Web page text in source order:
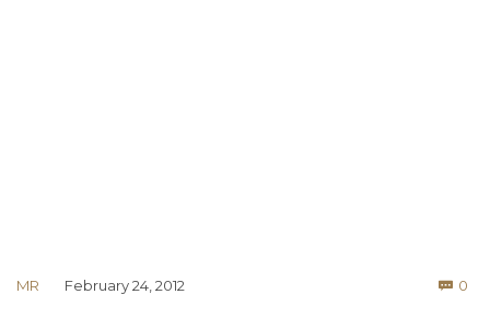
MR February 24, 2012  0